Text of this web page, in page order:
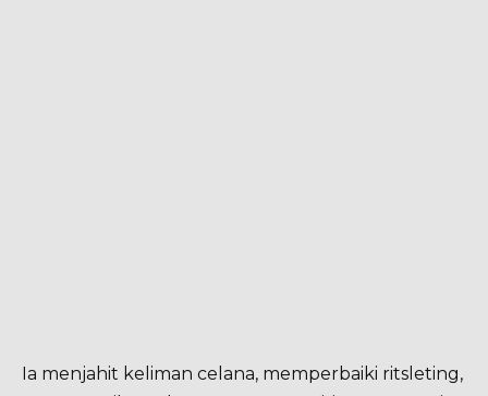
Ia menjahit keliman celana, memperbaiki ritsleting,